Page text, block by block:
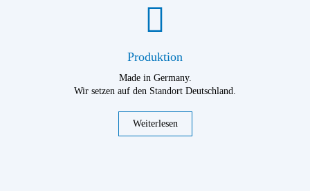
Produktion
Made in Germany.
Wir setzen auf den Standort Deutschland.
Weiterlesen